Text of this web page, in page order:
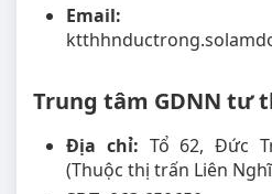
Email:
Trung tâm GDNN tư
Địa chỉ: Tổ 62, Đức
(Thuộc thị trấn Liên